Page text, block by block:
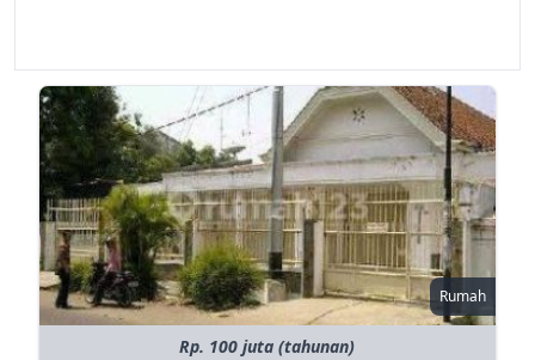
Rumah
Rp. 100 juta (tahunan)